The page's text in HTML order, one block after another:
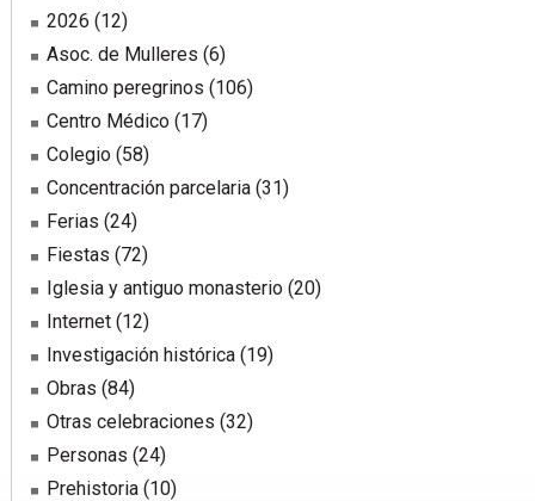
2026 (12)
Asoc. de Mulleres (6)
Camino peregrinos (106)
Centro Médico(17)
Colegio(58)
Concentración parcelaria(31)
Ferias (24)
Fiestas (72)
Iglesia y antiguo monasterio(20)
Internet(12)
Investigación histórica(19)
Obras (84)
Otras celebraciones (32)
Personas (24)
Prehistoria(10)